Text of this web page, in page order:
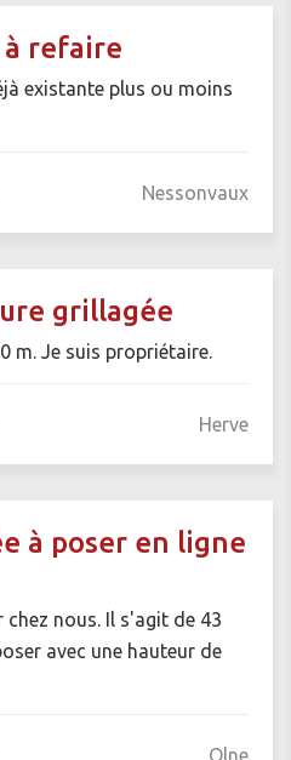
refaire
existante plus ou moins
Nessonvaux
grillagée
m. Je suis propriétaire.
Herve
à poser en ligne
nous. Il s'agit de 43
avec une hauteur de
Olne